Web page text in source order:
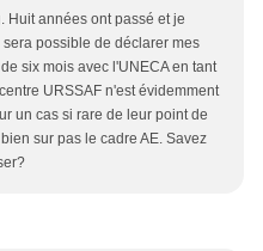
Huit années ont passé et je
possible de déclarer mes
six mois avec l'UNECA en tant
URSSAF n'est évidemment
un cas si rare de leur point de
sur pas le cadre AE. Savez